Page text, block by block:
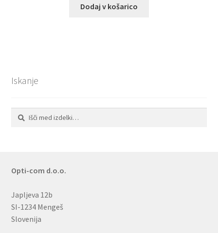
je
Dodaj v košarico
Iskanje
Išči:
Iskanje
Opti-com d.o.o.
Japljeva 12b
SI-1234 Mengeš
Slovenija